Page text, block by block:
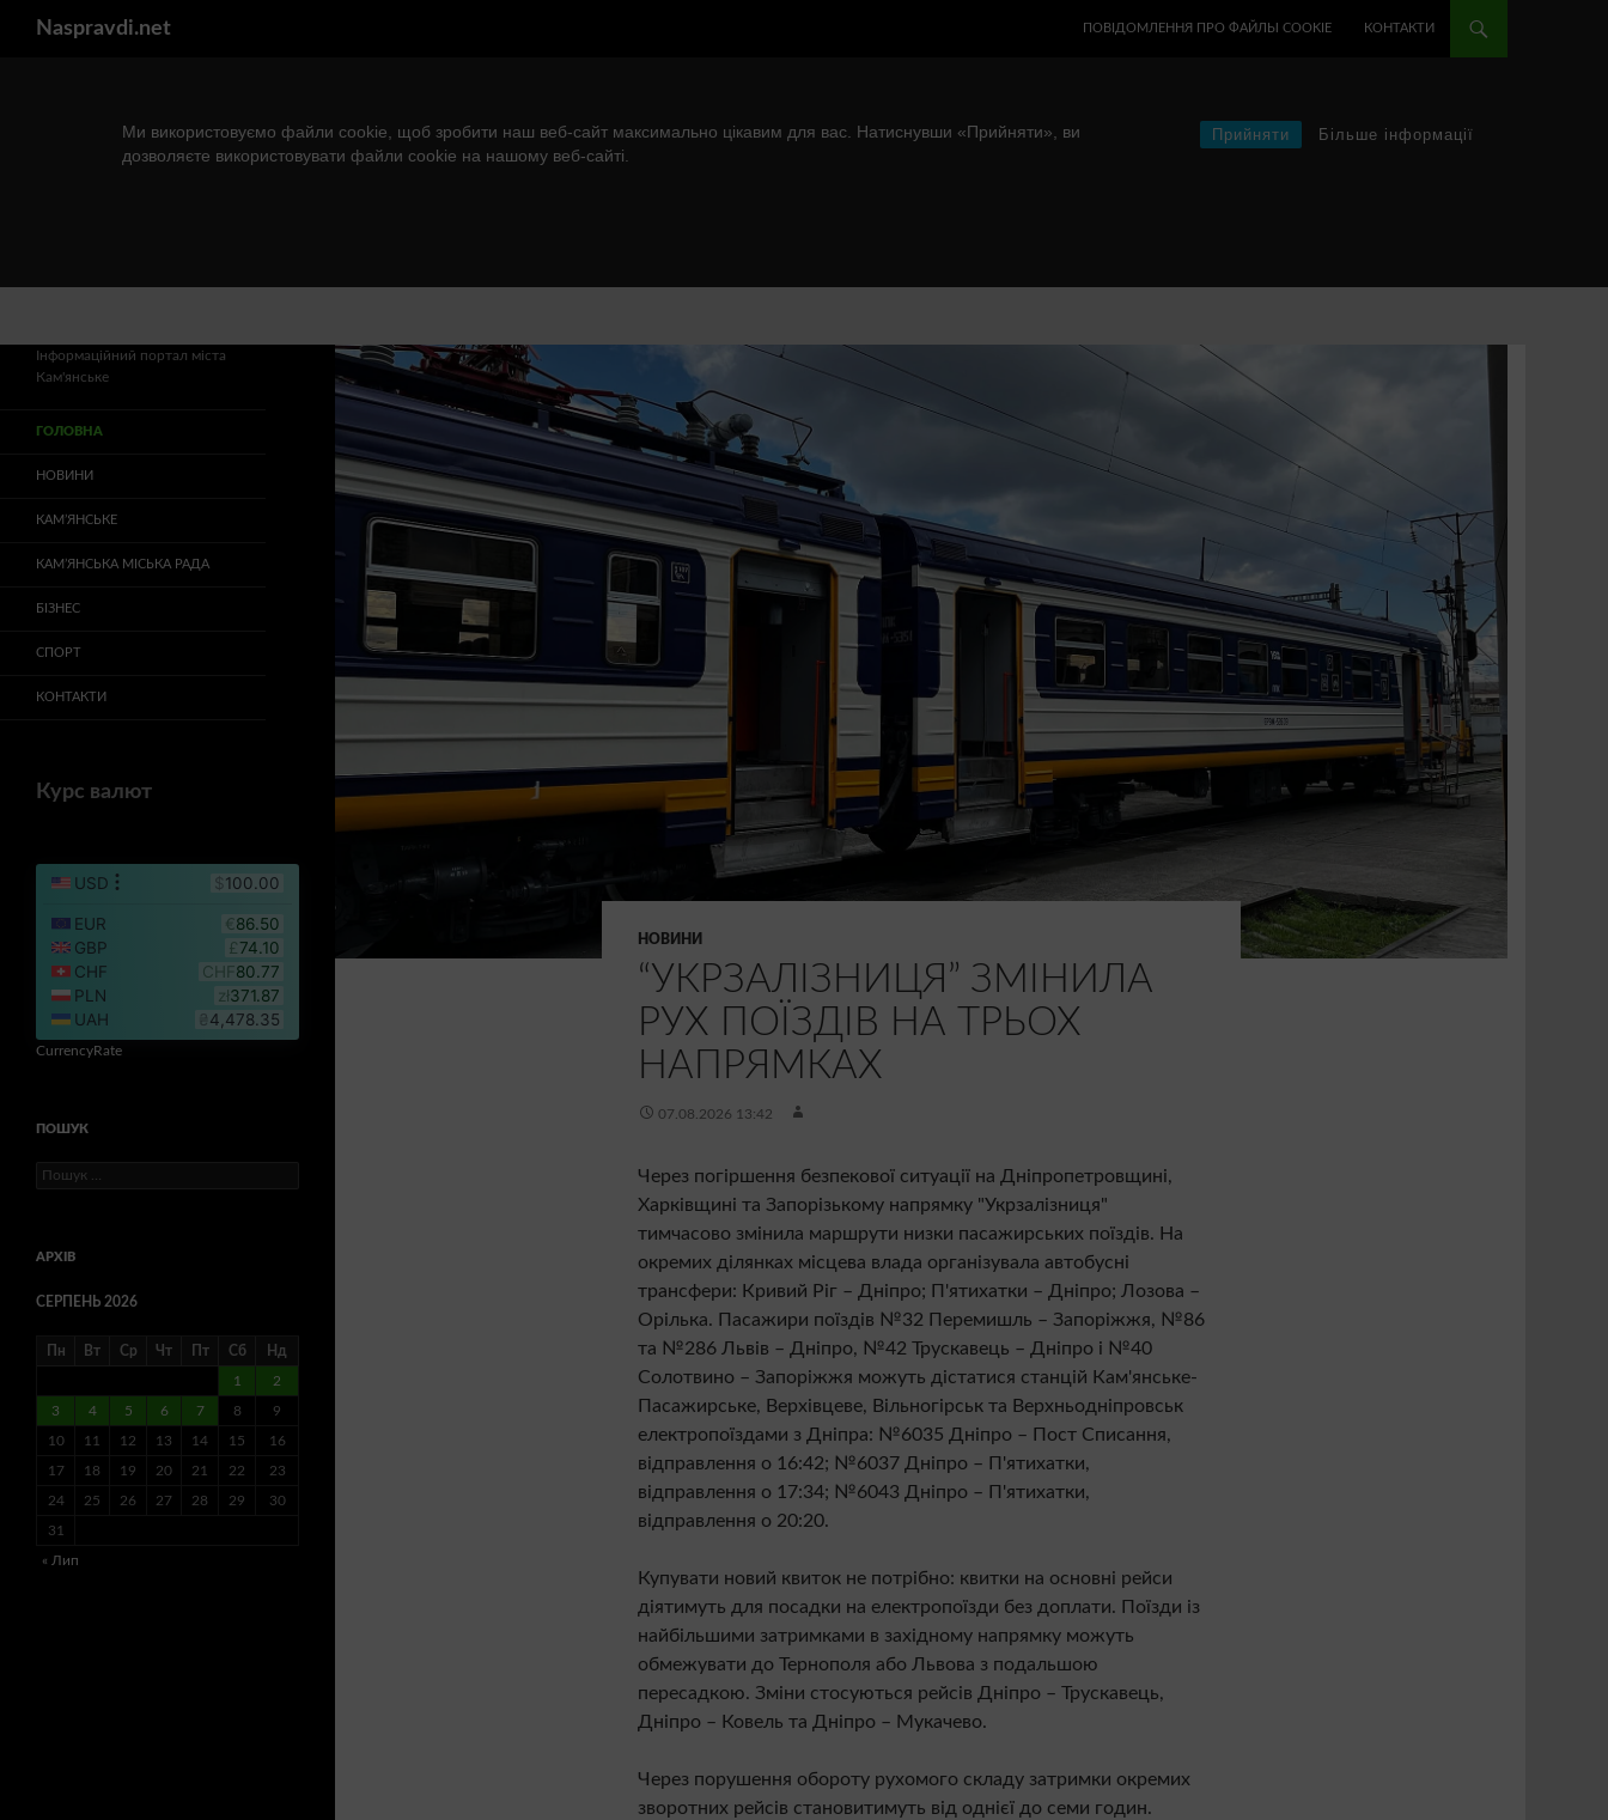
Ми використовуємо файли cookie, щоб зробити наш веб-сайт максимально цікавим для вас. Натиснувши «Прийняти», ви
дозволяєте використовувати файли cookie на нашому веб-сайті.
Прийняти Більше інформації
вмісту
Naspravdi.net ПОВІДОМЛЕННЯ ПРО ФАЙЛЫ COOKIE КОНТАКТИ
НОВИНИ
“УКРЗАЛІЗНИЦЯ” ЗМІНИЛА
РУХ ПОЇЗДІВ НА ТРЬОХ
НАПРЯМКАХ
07.08.2026 13:42
Через погіршення безпекової ситуації на Дніпропетровщині,
Харківщині та Запорізькому напрямку "Укрзалізниця"
тимчасово змінила маршрути низки пасажирських поїздів. На
окремих ділянках місцева влада організувала автобусні
трансфери: Кривий Ріг – Дніпро; П'ятихатки – Дніпро; Лозова –
Орілька. Пасажири поїздів №32 Перемишль – Запоріжжя, №86
та №286 Львів – Дніпро, №42 Трускавець – Дніпро і №40
Солотвино – Запоріжжя можуть дістатися станцій Кам'янське-
Пасажирське, Верхівцеве, Вільногірськ та Верхньодніпровськ
електропоїздами з Дніпра: №6035 Дніпро – Пост Списання,
відправлення о 16:42; №6037 Дніпро – П'ятихатки,
відправлення о 17:34; №6043 Дніпро – П'ятихатки,
відправлення о 20:20.
Купувати новий квиток не потрібно: квитки на основні рейси
діятимуть для посадки на електропоїзди без доплати. Поїзди із
найбільшими затримками в західному напрямку можуть
обмежувати до Тернополя або Львова з подальшою
пересадкою. Зміни стосуються рейсів Дніпро – Трускавець,
Дніпро – Ковель та Дніпро – Мукачево.
Через порушення обороту рухомого складу затримки окремих
зворотних рейсів становитимуть від однієї до семи годин.
Інформаційний портал міста
Кам'янське
ГОЛОВНА
НОВИНИ
КАМ’ЯНСЬКЕ
КАМ’ЯНСЬКА МІСЬКА РАДА
БІЗНЕС
СПОРТ
КОНТАКТИ
Курс валют
CurrencyRate
ПОШУК
Пошук:
АРХІВ
СЕРПЕНЬ 2026
Пн Вт Ср Чт Пт Сб Нд
1 2
3 4 5 6 7 8 9
10 11 12 13 14 15 16
17 18 19 20 21 22 23
24 25 26 27 28 29 30
31
« Лип